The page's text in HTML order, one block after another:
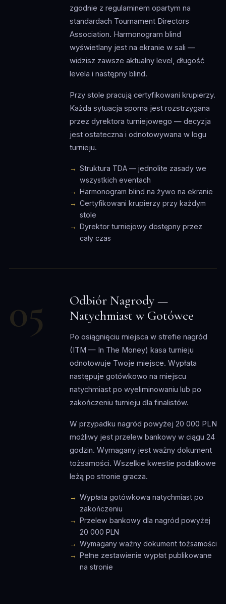
zgodnie z regulaminem opartym na
standardach Tournament Directors
Association. Harmonogram blind
wyświetlany jest na ekranie w sali —
widzisz zawsze aktualny level, długość
levela i następny blind.
Przy stole pracują certyfikowani krupierzy.
Każda sytuacja sporna jest rozstrzygana
przez dyrektora turniejowego — decyzja
jest ostateczna i odnotowywana w logu
turnieju.
Struktura TDA — jednolite zasady we
wszystkich eventach
Harmonogram blind na żywo na ekranie
Certyfikowani krupierzy przy każdym
stole
Dyrektor turniejowy dostępny przez
cały czas
05
Odbiór Nagrody —
Natychmiast w Gotówce
Po osiągnięciu miejsca w strefie nagród
(ITM — In The Money) kasa turnieju
odnotowuje Twoje miejsce. Wypłata
następuje gotówkowo na miejscu
natychmiast po wyeliminowaniu lub po
zakończeniu turnieju dla finalistów.
W przypadku nagród powyżej 20 000 PLN
możliwy jest przelew bankowy w ciągu 24
godzin. Wymagany jest ważny dokument
tożsamości. Wszelkie kwestie podatkowe
leżą po stronie gracza.
Wypłata gotówkowa natychmiast po
zakończeniu
Przelew bankowy dla nagród powyżej
20 000 PLN
Wymagany ważny dokument tożsamości
Pełne zestawienie wypłat publikowane
na stronie